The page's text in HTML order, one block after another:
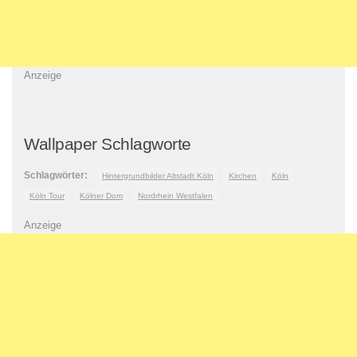
Anzeige
Wallpaper Schlagworte
Schlagwörter: Hintergrundbilder Altstadt Köln Kirchen Köln
Köln Tour Kölner Dom Nordrhein Westfalen
Anzeige